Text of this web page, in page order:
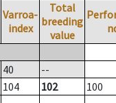
Varroa-
index
Total
breeding
value
40
--
104 102
100